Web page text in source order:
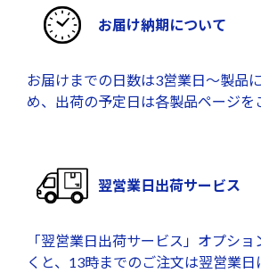
お届け納期について
お届けまでの日数は3営業日～製品
め、出荷の予定日は各製品ページを
翌営業日出荷サービス
「翌営業日出荷サービス」オプシ
くと、13時までのご注文は翌営業